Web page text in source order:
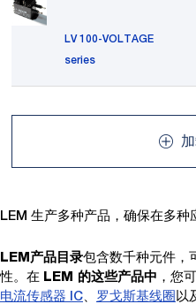
LV 100-VOLTAGE
series
LEM 生产多种产品，确保在多种
LEM产品目录包含数千种元件，
性。在 LEM 的这些产品中 ，您
电流传感器 IC
罗戈斯基线圈以